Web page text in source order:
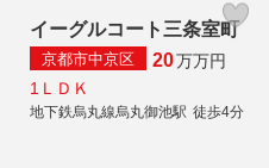
イーグルコート三条室町
京都市中京区 20万万円
1ＬＤＫ
地下鉄烏丸線烏丸御池駅 徒歩4分